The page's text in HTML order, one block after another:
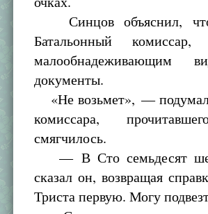
Синцов объяснил,
Батальонный
малообнадеживающим
документы.
«Не возьмет», —
комиссара,
смягчилось.
— В Сто семьдесят
сказал он, возвращая
Триста первую. Могу